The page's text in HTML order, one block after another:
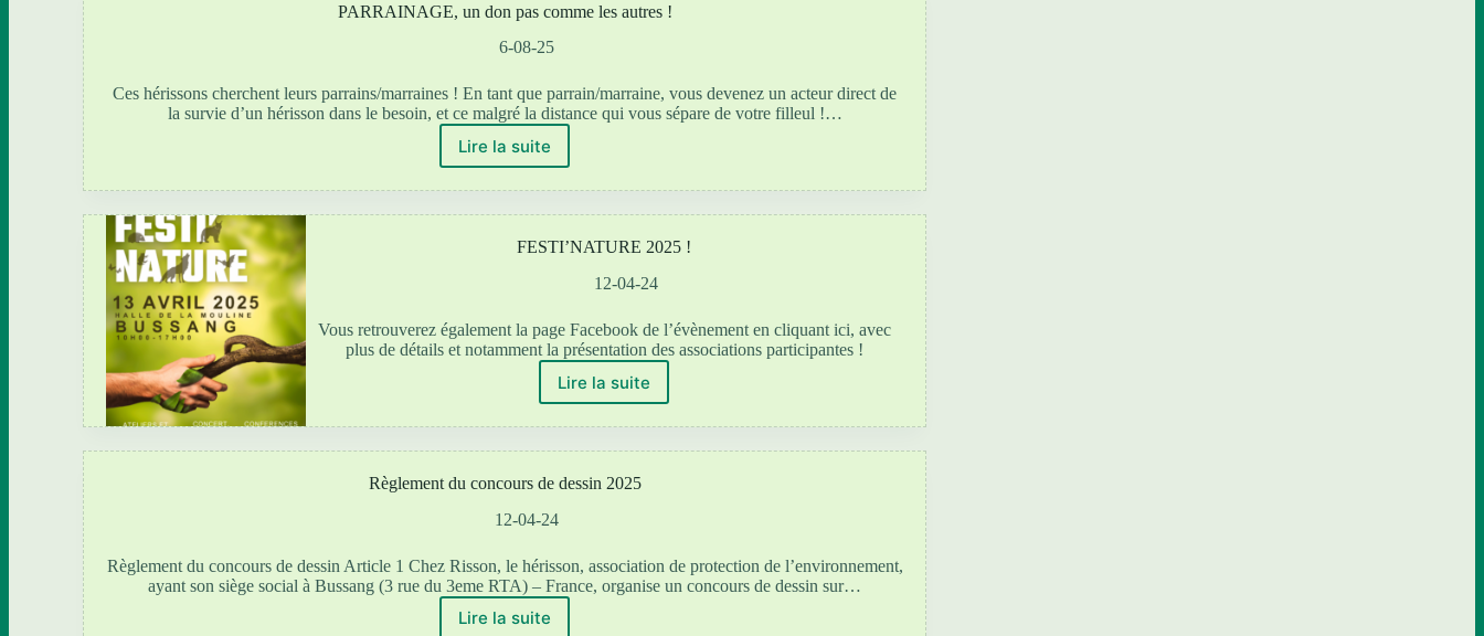
AOUT
–
PARRAINAGE, un don pas comme les autres !
6-08-25
Ces hérissons cherchent leurs parrains/marraines ! En tant que parrain/marraine, vous devenez un acteur direct de
la survie d’un hérisson dans le besoin, et ce malgré la distance qui vous sépare de votre filleul !…
Lire la suitePARRAINAGE,
don
pas
comme
les
FESTI’NATURE 2025 !
12-04-24
Vous retrouverez également la page Facebook de l’évènement en cliquant ici, avec
plus de détails et notamment la présentation des associations participantes !
Lire la suiteFESTI’NATURE
!
Règlement du concours de dessin 2025
12-04-24
Règlement du concours de dessin Article 1 Chez Risson, le hérisson, association de protection de l’environnement,
ayant son siège social à Bussang (3 rue du 3eme RTA) – France, organise un concours de dessin sur…
Lire la suite
Règlement